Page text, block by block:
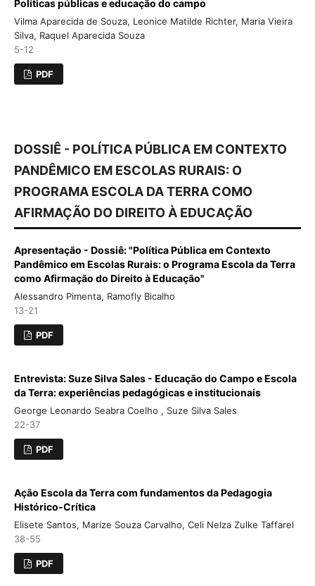
Políticas públicas e educação do campo
Vilma Aparecida de Souza, Leonice Matilde Richter, Maria Vieira
Silva, Raquel Aparecida Souza
5-12
PDF
DOSSIÊ - POLÍTICA PÚBLICA EM CONTEXTO
PANDÊMICO EM ESCOLAS RURAIS: O
PROGRAMA ESCOLA DA TERRA COMO
AFIRMAÇÃO DO DIREITO À EDUCAÇÃO
Apresentação - Dossiê: "Política Pública em Contexto
Pandêmico em Escolas Rurais: o Programa Escola da Terra
como Afirmação do Direito à Educação"
Alessandro Pimenta, Ramofly Bicalho
13-21
PDF
Entrevista: Suze Silva Sales - Educação do Campo e Escola
da Terra: experiências pedagógicas e institucionais
George Leonardo Seabra Coelho , Suze Silva Sales
22-37
PDF
Ação Escola da Terra com fundamentos da Pedagogia
Histórico-Crítica
Elisete Santos, Marize Souza Carvalho, Celi Nelza Zulke Taffarel
38-55
PDF